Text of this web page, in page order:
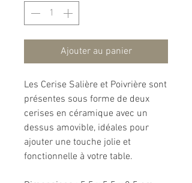
Ajouter au panier
Les Cerise Salière et Poivrière sont
présentes sous forme de deux
cerises en céramique avec un
dessus amovible, idéales pour
ajouter une touche jolie et
fonctionnelle à votre table.